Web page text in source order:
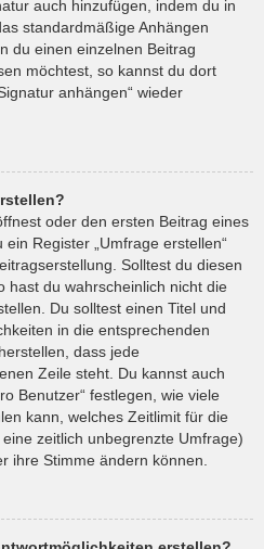
auch hinzufügen, indem du in
standardmäßige Anhängen
du einen einzelnen Beitrag
möchtest, so kannst du dort
anhängen“ wieder
oder den ersten Beitrag eines
Register „Umfrage erstellen“
Solltest du diesen
hast du wahrscheinlich nicht die
Du solltest einen Titel und
in die entsprechenden
dass jede
Zeile steht. Du kannst auch
Benutzer“ festlegen, wie viele
kann, welches Zeitlimit für die
zeitlich unbegrenzte Umfrage)
ihre Stimme ändern können.